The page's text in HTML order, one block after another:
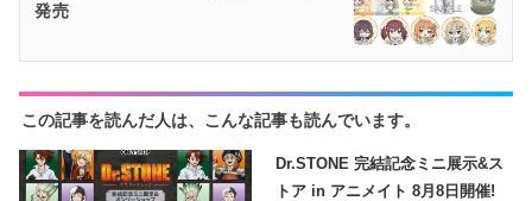
発売
この記事を読んだ人は、こんな記事も読んでいます。
Dr.STONE 完結記念ミニ展示&ス
トア in アニメイト 8月8日開催!